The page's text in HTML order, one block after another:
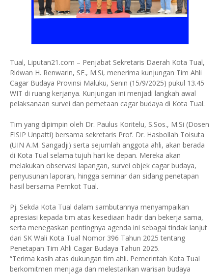
Tual, Liputan21.com – Penjabat Sekretaris Daerah Kota Tual,
Ridwan H. Renwarin, SE., M.Si, menerima kunjungan Tim Ahli
Cagar Budaya Provinsi Maluku, Senin (15/9/2025) pukul 13.45
WIT di ruang kerjanya. Kunjungan ini menjadi langkah awal
pelaksanaan survei dan pemetaan cagar budaya di Kota Tual.
Tim yang dipimpin oleh Dr. Paulus Koritelu, S.Sos., M.Si (Dosen
FISIP Unpatti) bersama sekretaris Prof. Dr. Hasbollah Toisuta
(UIN A.M. Sangadji) serta sejumlah anggota ahli, akan berada
di Kota Tual selama tujuh hari ke depan. Mereka akan
melakukan observasi lapangan, survei objek cagar budaya,
penyusunan laporan, hingga seminar dan sidang penetapan
hasil bersama Pemkot Tual.
Pj. Sekda Kota Tual dalam sambutannya menyampaikan
apresiasi kepada tim atas kesediaan hadir dan bekerja sama,
serta menegaskan pentingnya agenda ini sebagai tindak lanjut
dari SK Wali Kota Tual Nomor 396 Tahun 2025 tentang
Penetapan Tim Ahli Cagar Budaya Tahun 2025.
“Terima kasih atas dukungan tim ahli. Pemerintah Kota Tual
berkomitmen menjaga dan melestarikan warisan budaya